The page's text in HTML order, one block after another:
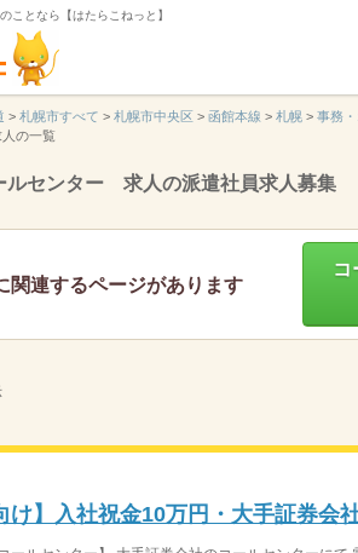
ことなら【はたらこねっと】
> 札幌市すべて > 札幌市中央区 > 函館本線 > 札幌 > 事務
の一覧
センター 求人の派遣社員求人募集
関連するページがあります
コ
け】入社祝金10万円・大手証券会